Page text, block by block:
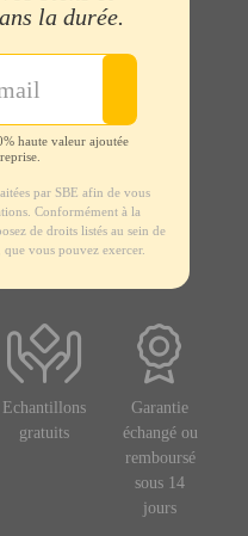
la durée.
haute valeur ajoutée
par SBE afin de vous
Conformément à la
de droits listés au sein de
que vous pouvez exercer.
Echantillons
gratuits
Garantie
échangé ou
remboursé
sous 14
jours